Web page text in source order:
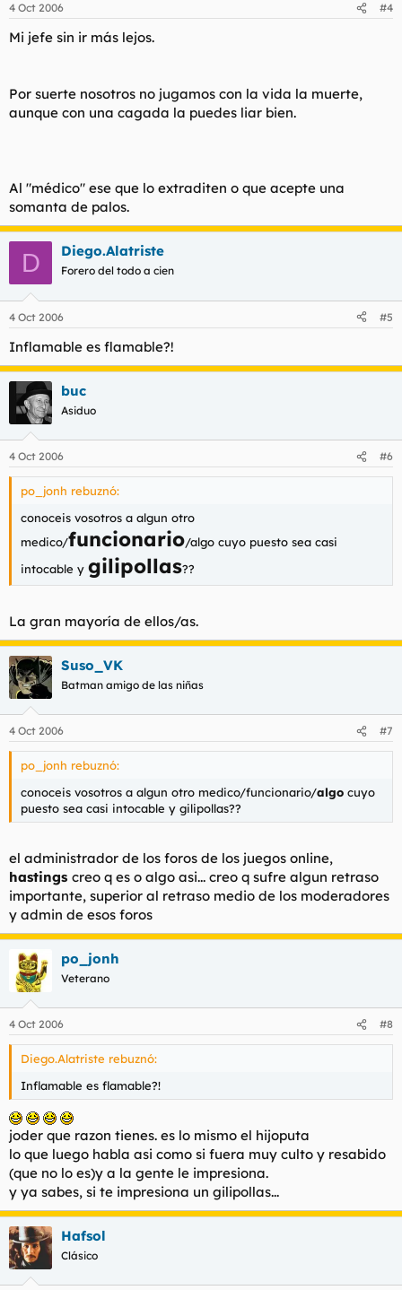
4 Oct 2006 #4
Mi jefe sin ir más lejos.
Por suerte nosotros no jugamos con la vida la muerte,
aunque con una cagada la puedes liar bien.
Al "médico" ese que lo extraditen o que acepte una
somanta de palos.
D Diego.Alatriste
Forero del todo a cien
4 Oct 2006 #5
Inflamable es flamable?!
buc
Asiduo
4 Oct 2006 #6
po_jonh rebuznó:
conoceis vosotros a algun otro
medico/funcionario/algo cuyo puesto sea casi
intocable y gilipollas??
La gran mayoría de ellos/as.
Suso_VK
Batman amigo de las niñas
4 Oct 2006 #7
po_jonh rebuznó:
conoceis vosotros a algun otro medico/funcionario/algo cuyo
puesto sea casi intocable y gilipollas??
el administrador de los foros de los juegos online,
hastings creo q es o algo asi... creo q sufre algun retraso
importante, superior al retraso medio de los moderadores
y admin de esos foros
po_jonh
Veterano
4 Oct 2006 #8
Diego.Alatriste rebuznó:
Inflamable es flamable?!
joder que razon tienes. es lo mismo el hijoputa
lo que luego habla asi como si fuera muy culto y resabido
(que no lo es)y a la gente le impresiona.
y ya sabes, si te impresiona un gilipollas...
Hafsol
Clásico